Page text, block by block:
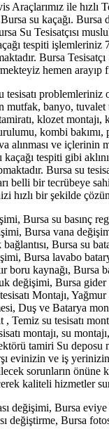
Araçlarımız ile hızlı
su kaçağı. Bursa
Su Tesisatçısı
tespiti işlemleriniz
Bursa Tesisatçı
hemen arayıp
tesisatı problemleriniz
mutfak, banyo, tuvalet
klozet montajı,
kombi bakımı,
alınması ve içlerinin
kaçağı tespiti gibi
Bursa su
belli bir tecrübeye
hızlı bir şekilde
Bursa su basınç
Bursa vana
Bursa su
Bursa lavabo
boru kaynağı, Bursa
değişimi, Bursa
Montajı,
Duş ve Batarya
, Temiz su tesisatı
montajı, su
tamiri Su deposu
evinizin ve iş yerinizin
sorunların önüne
kaliteli hizmetler
değişimi, Bursa eviye
değiştirme, Bursa